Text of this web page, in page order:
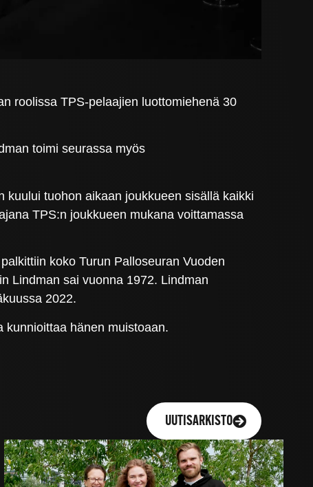
roolissa TPS-pelaajien luottomiehenä 30
toimi seurassa myös
kuului tuohon aikaan joukkueen sisällä kaikki
TPS:n joukkueen mukana voittamassa
koko Turun Palloseuran Vuoden
Lindman sai vuonna 1972. Lindman
2022.
kunnioittaa hänen muistoaan.
UUTISARKISTO